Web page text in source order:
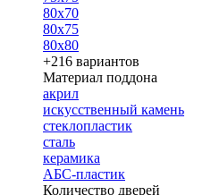
80х70
80х75
80х80
+216 вариантов
Материал поддона
акрил
искусственный камень
стеклопластик
сталь
керамика
АБС-пластик
Количество дверей